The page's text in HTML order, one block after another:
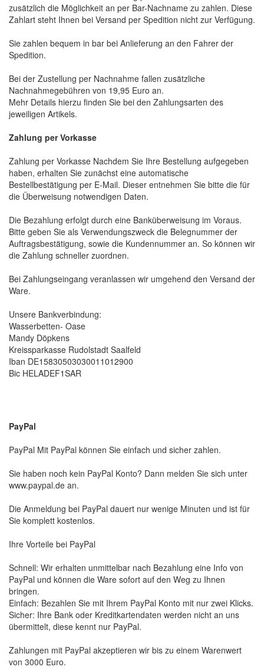
zusätzlich die Möglichkeit an per Bar-Nachname zu zahlen. Diese
Zahlart steht Ihnen bei Versand per Spedition nicht zur Verfügung.
Sie zahlen bequem in bar bei Anlieferung an den Fahrer der
Spedition.
Bei der Zustellung per Nachnahme fallen zusätzliche
Nachnahmegebühren von 19,95 Euro an.
Mehr Details hierzu finden Sie bei den Zahlungsarten des
jeweiligen Artikels.
Zahlung per Vorkasse
Zahlung per Vorkasse Nachdem Sie Ihre Bestellung aufgegeben
haben, erhalten Sie zunächst eine automatische
Bestellbestätigung per E-Mail. Dieser entnehmen Sie bitte die für
die Überweisung notwendigen Daten.
Die Bezahlung erfolgt durch eine Banküberweisung im Voraus.
Bitte geben Sie als Verwendungszweck die Belegnummer der
Auftragsbestätigung, sowie die Kundennummer an. So können wir
die Zahlung schneller zuordnen.
Bei Zahlungseingang veranlassen wir umgehend den Versand der
Ware.
Unsere Bankverbindung:
Wasserbetten- Oase
Mandy Döpkens
Kreissparkasse Rudolstadt Saalfeld
Iban DE15830503030011012900
Bic HELADEF1SAR
PayPal
PayPal Mit PayPal können Sie einfach und sicher zahlen.
Sie haben noch kein PayPal Konto? Dann melden Sie sich unter
www.paypal.de an.
Die Anmeldung bei PayPal dauert nur wenige Minuten und ist für
Sie komplett kostenlos.
Ihre Vorteile bei PayPal
Schnell: Wir erhalten unmittelbar nach Bezahlung eine Info von
PayPal und können die Ware sofort auf den Weg zu Ihnen
bringen.
Einfach: Bezahlen Sie mit Ihrem PayPal Konto mit nur zwei Klicks.
Sicher: Ihre Bank oder Kreditkartendaten werden nicht an uns
übermittelt, diese kennt nur PayPal.
Zahlungen mit PayPal akzeptieren wir bis zu einem Warenwert
von 3000 Euro.